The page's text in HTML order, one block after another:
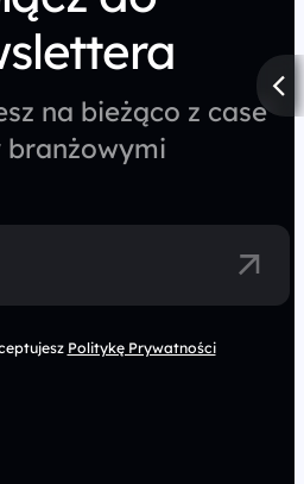
na bieżąco z case
branżowymi
Politykę Prywatności